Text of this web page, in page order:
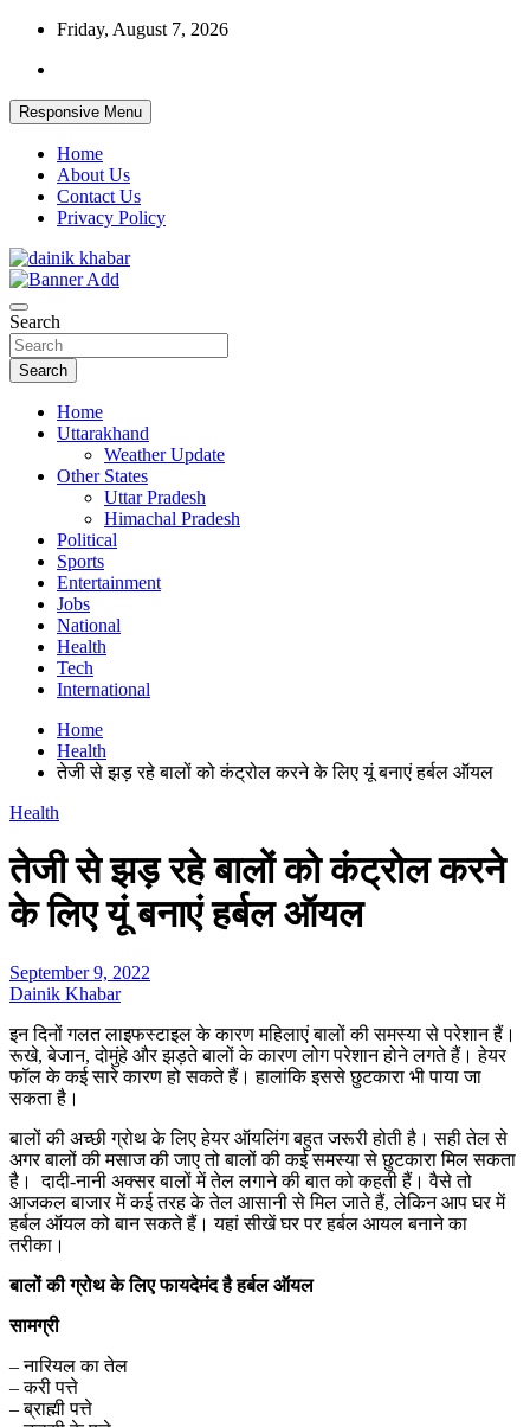
Skip
content
Friday, August 7, 2026
Responsive Menu
Home
About Us
Contact Us
Privacy Policy
Dainikkhabar.in – Uttarakhand Daily
Hindi News Website
Search
Search
Home
Uttarakhand
Weather Update
Other States
Uttar Pradesh
Himachal Pradesh
Political
Sports
Entertainment
Jobs
National
Health
Tech
International
Home
Health
तेजी से झड़ रहे बालों को कंट्रोल करने के लिए यूं बनाएं हर्बल ऑयल
Health
तेजी से झड़ रहे बालों को कंट्रोल करने
के लिए यूं बनाएं हर्बल ऑयल
September 9, 2022
Dainik Khabar
इन दिनों गलत लाइफस्टाइल के कारण महिलाएं बालों की समस्या से परेशान हैं।
रूखे, बेजान, दोमुंहे और झड़ते बालों के कारण लोग परेशान होने लगते हैं। हेयर
फॉल के कई सारे कारण हो सकते हैं। हालांकि इससे छुटकारा भी पाया जा
सकता है।
बालों की अच्छी ग्रोथ के लिए हेयर ऑयलिंग बहुत जरूरी होती है। सही तेल से
अगर बालों की मसाज की जाए तो बालों की कई समस्या से छुटकारा मिल सकता
है। दादी-नानी अक्सर बालों में तेल लगाने की बात को कहती हैं। वैसे तो
आजकल बाजार में कई तरह के तेल आसानी से मिल जाते हैं, लेकिन आप घर में
हर्बल ऑयल को बान सकते हैं। यहां सीखें घर पर हर्बल आयल बनाने का
तरीका।
बालों की ग्रोथ के लिए फायदेमंद है हर्बल ऑयल
सामग्री
– नारियल का तेल
– करी पत्ते
– ब्राह्मी पत्ते